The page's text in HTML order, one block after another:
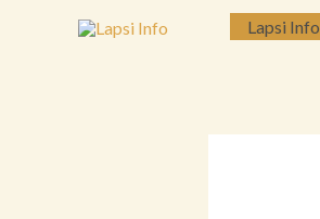
Lapsi Info